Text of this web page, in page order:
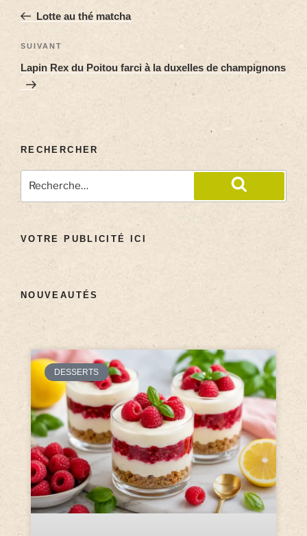
Lotte au thé matcha
SUIVANT
Lapin Rex du Poitou farci à la duxelles de champignons
RECHERCHER
VOTRE PUBLICITÉ ICI
NOUVEAUTÉS
DESSERTS